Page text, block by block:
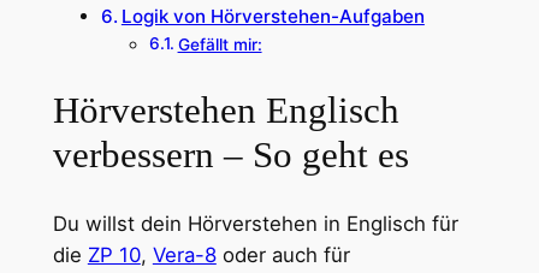
Logik von Hörverstehen-Aufgaben
Gefällt mir:
Hörverstehen Englisch
verbessern – So geht es
Du willst dein Hörverstehen in Englisch für
die ZP 10, Vera-8oder auch für